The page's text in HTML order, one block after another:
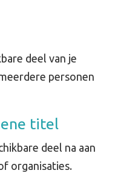
deel van je
personen
titel
deel na aan
organisaties.